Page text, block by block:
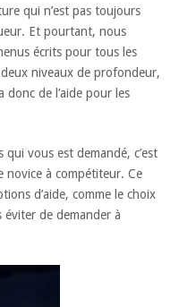
qui n’est pas toujours
Et pourtant, nous
écrits pour tous les
niveaux de profondeur,
donc de l’aide pour les
qui vous est demandé, c’est
novice à compétiteur. Ce
d’aide, comme le choix
de demander à